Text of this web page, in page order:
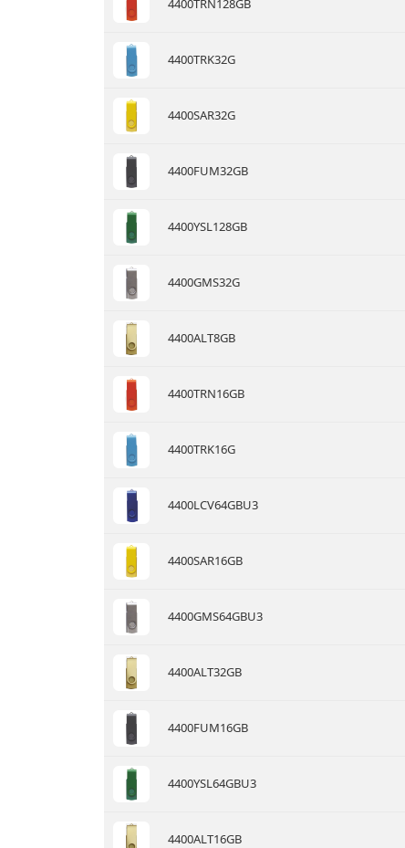
4400TRN128GB
4400TRK32G
4400SAR32G
4400FUM32GB
4400YSL128GB
4400GMS32G
4400ALT8GB
4400TRN16GB
4400TRK16G
4400LCV64GBU3
4400SAR16GB
4400GMS64GBU3
4400ALT32GB
4400FUM16GB
4400YSL64GBU3
4400ALT16GB